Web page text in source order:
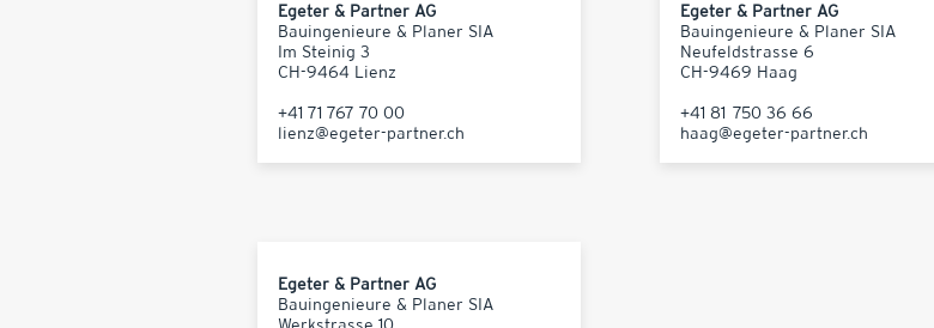
Egeter & Partner AG
Bauingenieure & Planer SIA
Im Steinig 3
CH-9464 Lienz
+41 71 767 70 00
lienz@egeter-partner.ch
Egeter & Partner AG
Bauingenieure & Planer SIA
Neufeldstrasse 6
CH-9469 Haag
+41 81 750 36 66
haag@egeter-partner.ch
Egeter & Partner AG
Bauingenieure & Planer SIA